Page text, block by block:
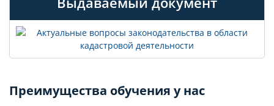
Преимущества обучения у нас